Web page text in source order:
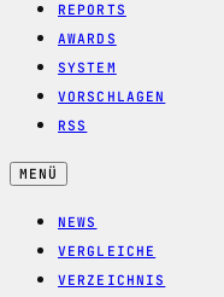
REPORTS
AWARDS
SYSTEM
VORSCHLAGEN
RSS
MENÜ
NEWS
VERGLEICHE
VERZEICHNIS